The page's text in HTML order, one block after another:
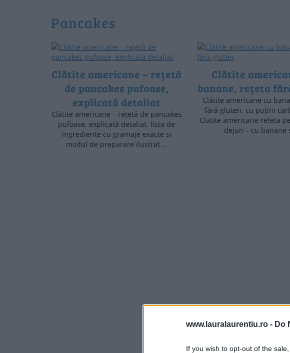
www.lauralaurentiu.ro - Do
If you wish to opt-out of the
pancakes
Clătite americane – rețetă
de pancakes pufoase,
explicată detaliat
Clătite americane – rețetă de pancakes
pufoase, explicată detaliat, lista de
ingrediente cu gramaje exacte și
modul de preparare ilustrat …
Clătite
banane, rețeta
Clătite americane cu
fără gluten, cu puțini
Clatite americane reteta
dejun – cu banane